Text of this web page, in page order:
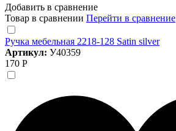
Добавить в сравнение
Товар в сравнении Перейти в сравнение
Ручка мебельная 2218-128 Satin silver
Артикул: У40359
170 Р